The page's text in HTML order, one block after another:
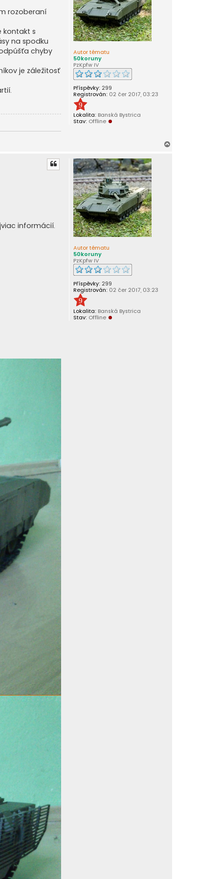
Autor tématu
50koruny
PzKpfw IV
Příspěvky: 299
Registrován: 02 čer 2017, 03:23
9
Lokalita: Banská Bystrica
Stav: Offline
rozoberaní
kontakt s
na spodku
chyby
je záležitosť
Autor tématu
50koruny
PzKpfw IV
Příspěvky: 299
Registrován: 02 čer 2017, 03:23
9
Lokalita: Banská Bystrica
Stav: Offline
informácií.